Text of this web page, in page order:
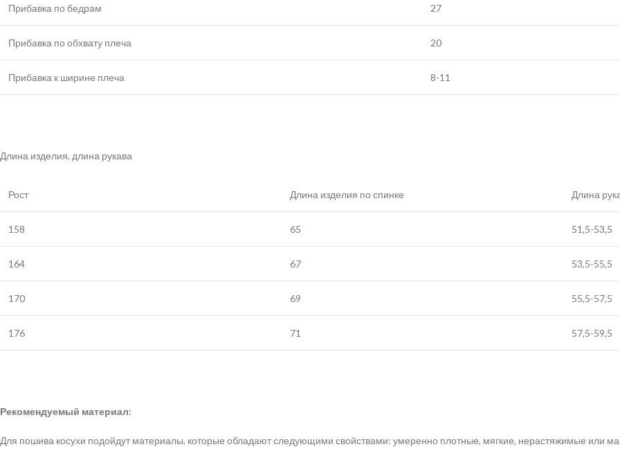
Прибавка по бедрам 27
Прибавка по обхвату плеча 20
Прибавка к ширине плеча 8-11
Длина изделия, длина рукава
Рост Длина изделия по спинке Длина
158 65 51,5-53,5
164 67 53,5-55,5
170 69 55,5-57,5
176 71 57,5-59,5
Рекомендуемый материал:
Для пошива косухи подойдут материалы, которые обладают следующими свойствами: умеренно плотные, мягкие, нерастяжимые или